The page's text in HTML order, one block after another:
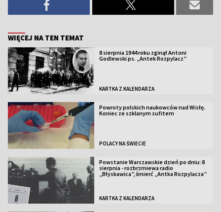
WIĘCEJ NA TEN TEMAT
8 sierpnia 1944 roku zginął Antoni
Godlewski ps. „Antek Rozpylacz”
KARTKA Z KALENDARZA
Powroty polskich naukowców nad Wisłę.
Koniec ze szklanym sufitem
POLACY NA ŚWIECIE
Powstanie Warszawskie dzień po dniu: 8
sierpnia - rozbrzmiewa radio
„Błyskawica”, śmierć „Antka Rozpylacza”
KARTKA Z KALENDARZA